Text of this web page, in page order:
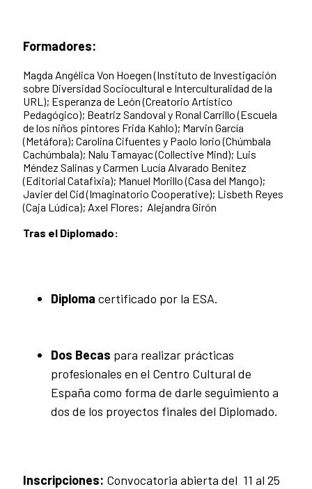
Formadores:
Magda Angélica Von Hoegen (Instituto de Investigación
sobre Diversidad Sociocultural e Interculturalidad de la
URL); Esperanza de León (Creatorio Artístico
Pedagógico); Beatriz Sandoval y Ronal Carrillo (Escuela
de los niños pintores Frida Kahlo); Marvin García
(Metáfora); Carolina Cifuentes y Paolo Iorio (Chúmbala
Cachúmbala); Nalu Tamayac (Collective Mind); Luis
Méndez Salinas y Carmen Lucía Alvarado Benítez
(Editorial Catafixia); Manuel Morillo (Casa del Mango);
Javier del Cid (Imaginatorio Cooperative); Lisbeth Reyes
(Caja Lúdica); Axel Flores; Alejandra Girón
Tras el Diplomado:
Diploma certificado por la ESA.
Dos Becas para realizar prácticas
profesionales en el Centro Cultural de
España como forma de darle seguimiento a
dos de los proyectos finales del Diplomado.
Inscripciones: Convocatoria abierta del 11 al 25